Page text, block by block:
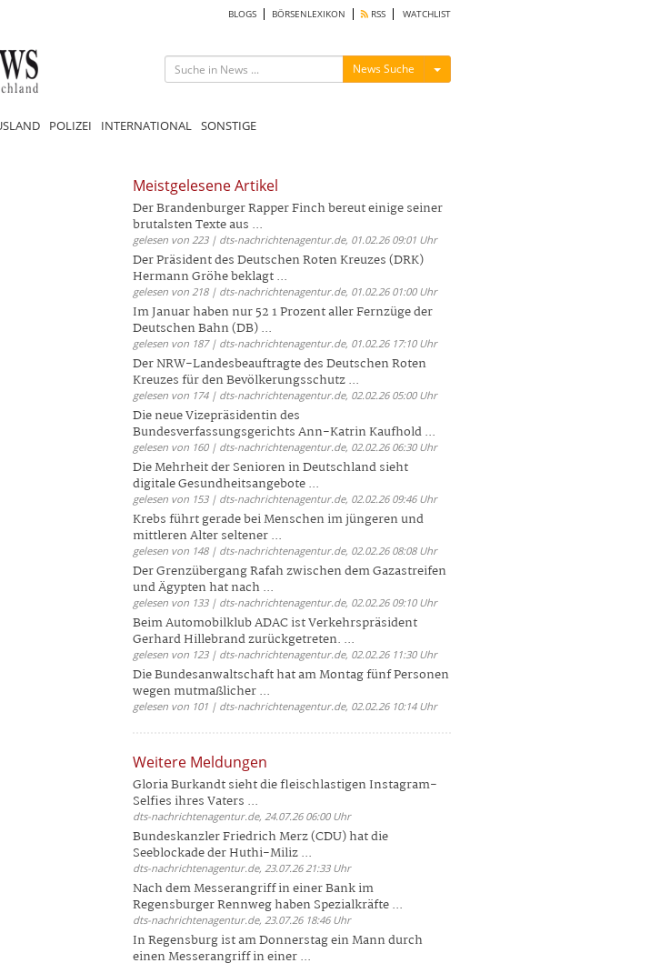
BLOGS BÖRSENLEXIKON RSS WATCHLIST
News Suche Menü ein-/ausblenden
POLIZEI INTERNATIONAL SONSTIGE
Meistgelesene Artikel
Der Brandenburger Rapper Finch bereut einige seiner
brutalsten Texte aus ...
gelesen von 223 | dts-nachrichtenagentur.de, 01.02.26 09:01 Uhr
Der Präsident des Deutschen Roten Kreuzes (DRK)
Hermann Gröhe beklagt ...
gelesen von 218 | dts-nachrichtenagentur.de, 01.02.26 01:00 Uhr
Im Januar haben nur 52 1 Prozent aller Fernzüge der
Deutschen Bahn (DB) ...
gelesen von 187 | dts-nachrichtenagentur.de, 01.02.26 17:10 Uhr
Der NRW-Landesbeauftragte des Deutschen Roten
Kreuzes für den Bevölkerungsschutz ...
gelesen von 174 | dts-nachrichtenagentur.de, 02.02.26 05:00 Uhr
Die neue Vizepräsidentin des
Bundesverfassungsgerichts Ann-Katrin Kaufhold ...
gelesen von 160 | dts-nachrichtenagentur.de, 02.02.26 06:30 Uhr
Die Mehrheit der Senioren in Deutschland sieht
digitale Gesundheitsangebote ...
gelesen von 153 | dts-nachrichtenagentur.de, 02.02.26 09:46 Uhr
Krebs führt gerade bei Menschen im jüngeren und
mittleren Alter seltener ...
gelesen von 148 | dts-nachrichtenagentur.de, 02.02.26 08:08 Uhr
Der Grenzübergang Rafah zwischen dem Gazastreifen
und Ägypten hat nach ...
gelesen von 133 | dts-nachrichtenagentur.de, 02.02.26 09:10 Uhr
Beim Automobilklub ADAC ist Verkehrspräsident
Gerhard Hillebrand zurückgetreten. ...
gelesen von 123 | dts-nachrichtenagentur.de, 02.02.26 11:30 Uhr
Die Bundesanwaltschaft hat am Montag fünf Personen
wegen mutmaßlicher ...
gelesen von 101 | dts-nachrichtenagentur.de, 02.02.26 10:14 Uhr
Weitere Meldungen
Gloria Burkandt sieht die fleischlastigen Instagram-
Selfies ihres Vaters ...
dts-nachrichtenagentur.de, 24.07.26 06:00 Uhr
Bundeskanzler Friedrich Merz (CDU) hat die
Seeblockade der Huthi-Miliz ...
dts-nachrichtenagentur.de, 23.07.26 21:33 Uhr
Nach dem Messerangriff in einer Bank im
Regensburger Rennweg haben Spezialkräfte ...
dts-nachrichtenagentur.de, 23.07.26 18:46 Uhr
In Regensburg ist am Donnerstag ein Mann durch
einen Messerangriff in einer ...